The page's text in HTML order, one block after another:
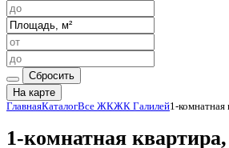
Сбросить
На карте